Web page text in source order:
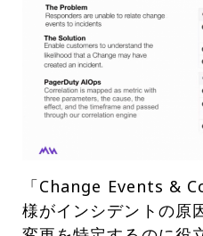
「Change Events &
様がインシデントの原